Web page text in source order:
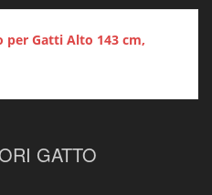
per Gatti Alto 143 cm,
GATTO